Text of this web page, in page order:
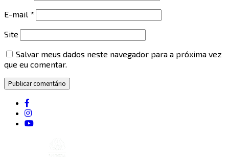
E-mail *
Site
Salvar meus dados neste navegador para a próxima vez
que eu comentar.